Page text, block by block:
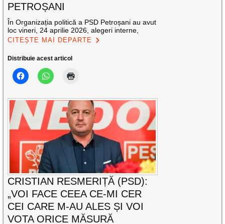
PETROȘANI
În Organizația politică a PSD Petroșani au avut
loc vineri, 24 aprilie 2026, alegeri interne,
CITEȘTE MAI DEPARTE
Distribuie acest articol
CRISTIAN RESMERIȚĂ (PSD):
„VOI FACE CEEA CE-MI CER
CEI CARE M-AU ALES ȘI VOI
VOTA ORICE MĂSURĂ